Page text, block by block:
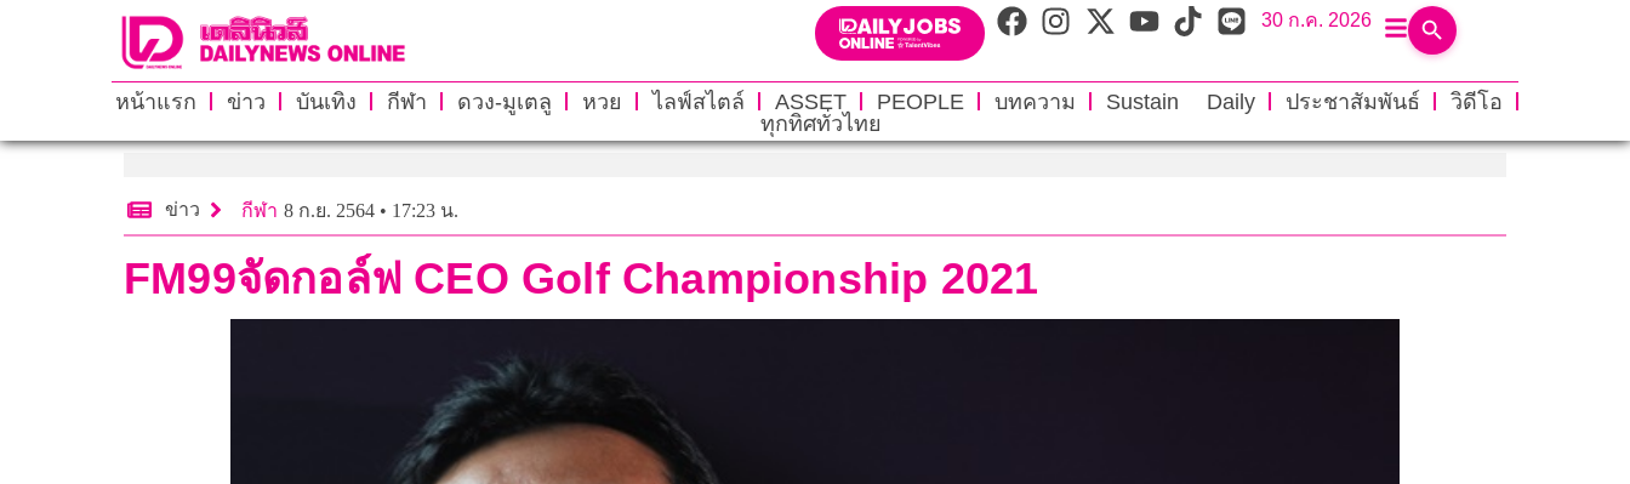
30 ก.ค. 2026
หน้าแรก ข่าว บันเทิง กีฬา ดวง-มูเตลู หวย ไลฟ์สไตล์ ASSET PEOPLE บทความ Sustain Daily ประชาสัมพันธ์
วิดีโอ
ทุกทิศทั่วไทย
ข่าว กีฬา 8 ก.ย. 2564 • 17:23 น.
FM99จัดกอล์ฟ CEO Golf Championship 2021